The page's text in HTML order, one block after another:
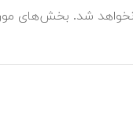
شد. بخش‌های